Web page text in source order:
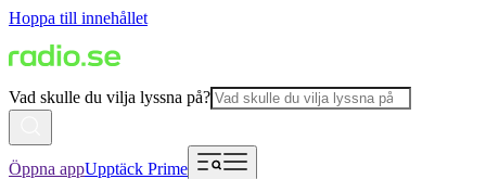
Hoppa till innehållet
Vad skulle du vilja lyssna på?
Öppna appUpptäck Prime